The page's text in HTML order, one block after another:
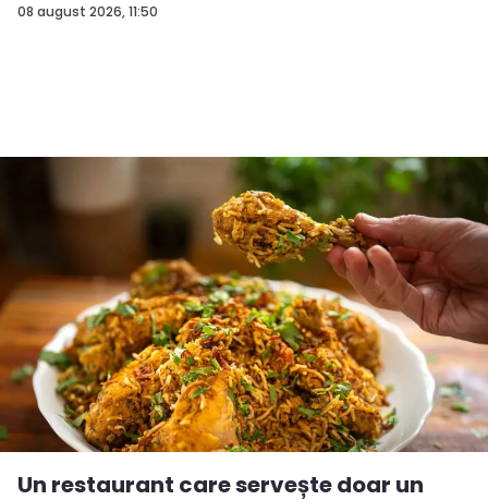
08 august 2026, 11:50
Un restaurant care servește doar un